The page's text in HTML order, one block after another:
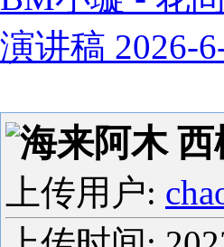
演讲稿 2026-
海来阿木
上传用户: